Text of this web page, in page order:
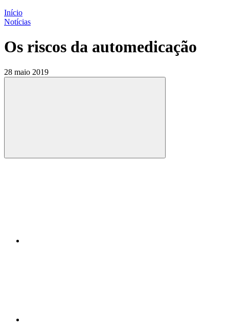
Início
Notícias
Os riscos da automedicação
28 maio 2019
Compartilhar